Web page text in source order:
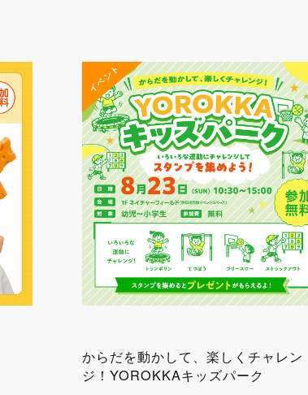
イベント
からだを動かして、楽しくチャレン
ジ！YOROKKAキッズパーク